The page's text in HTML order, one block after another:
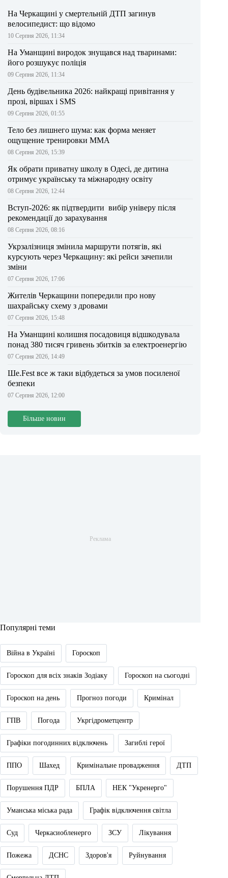
На Черкащині у смертельній ДТП загинув
велосипедист: що відомо
10 Серпня 2026, 11:34
На Уманщині виродок знущався над тваринами:
його розшукує поліція
09 Серпня 2026, 11:34
День будівельника 2026: найкращі привітання у
прозі, віршах і SMS
09 Серпня 2026, 01:55
Тело без лишнего шума: как форма меняет
ощущение тренировки ММА
08 Серпня 2026, 15:39
Як обрати приватну школу в Одесі, де дитина
отримує українську та міжнародну освіту
08 Серпня 2026, 12:44
Вступ-2026: як підтвердити вибір універу після
рекомендації до зарахування
08 Серпня 2026, 08:16
Укрзалізниця змінила маршрути потягів, які
курсують через Черкащину: які рейси зачепили
зміни
07 Серпня 2026, 17:06
Жителів Черкащини попередили про нову
шахрайську схему з дровами
07 Серпня 2026, 15:48
На Уманщині колишня посадовиця відшкодувала
понад 380 тисяч гривень збитків за електроенергію
07 Серпня 2026, 14:49
Ше.Fest все ж таки відбудеться за умов посиленої
безпеки
07 Серпня 2026, 12:00
Більше новин
Популярні теми
Війна в Україні Гороскоп
Гороскоп для всіх знаків Зодіаку Гороскоп на сьогодні
Гороскоп на день Прогноз погоди Кримінал
ГПВ Погода Укргідрометцентр
Графіки погодинних відключень Загиблі герої
ППО Шахед Кримінальне провадження ДТП
Порушення ПДР БПЛА НЕК "Укренерго"
Уманська міська рада Графік відключення світла
Суд Черкасиобленерго ЗСУ Лікування
Пожежа ДСНС Здоров'я Руйнування